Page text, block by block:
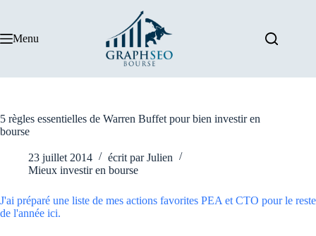
Menu
5 règles essentielles de Warren Buffet pour bien investir en
bourse
23 juillet 2014 écrit par Julien
Mieux investir en bourse
J'ai préparé une liste de mes actions favorites PEA et CTO pour le reste
de l'année ici.